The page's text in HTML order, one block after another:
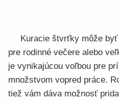
Kuracie štvrťky môže
pre rodinné večere alebo
je vynikajúcou voľbou pre
množstvom vopred práce.
tiež vám dáva možnosť